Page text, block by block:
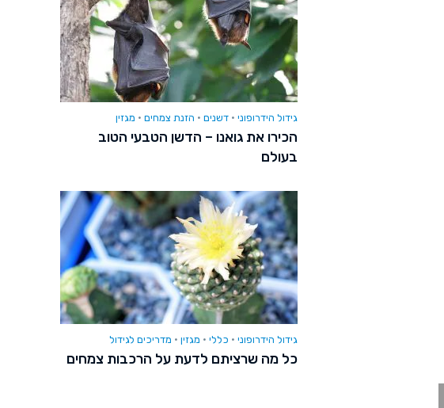
גידול הידרופוני • דשנים • הזנת צמחים • מגזין
הכירו את גואנו – הדשן הטבעי הטוב
בעולם
גידול הידרופוני • כללי • מגזין • מדריכים לגידול
כל מה שרציתם לדעת על הרכבות צמחים